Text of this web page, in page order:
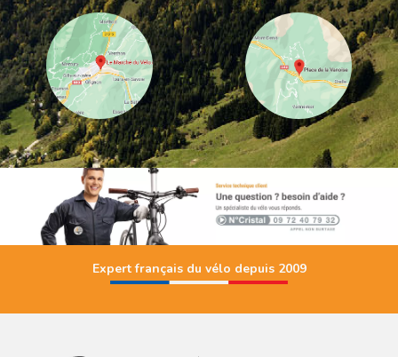
Expert français du vélo depuis 2009